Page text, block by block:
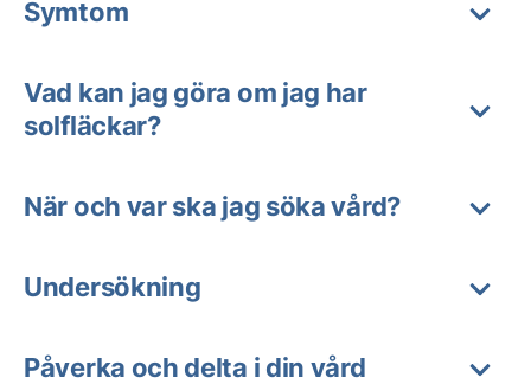
Symtom
Vad kan jag göra om jag har
solfläckar?
När och var ska jag söka vård?
Undersökning
Påverka och delta i din vård